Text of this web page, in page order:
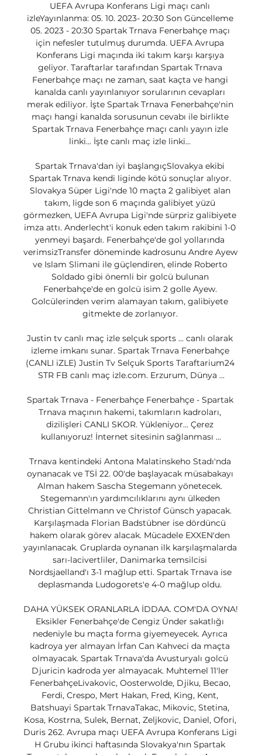
UEFA Avrupa Konferans Ligi maçı canlı
izleYayınlanma: 05. 10. 2023- 20:30 Son Güncelleme
05. 2023 - 20:30 Spartak Trnava Fenerbahçe maçı
için nefesler tutulmuş durumda. UEFA Avrupa
Konferans Ligi maçında iki takım karşı karşıya
geliyor. Taraftarlar tarafından Spartak Trnava
Fenerbahçe maçı ne zaman, saat kaçta ve hangi
kanalda canlı yayınlanıyor sorularının cevapları
merak ediliyor. İşte Spartak Trnava Fenerbahçe'nin
maçı hangi kanalda sorusunun cevabı ile birlikte
Spartak Trnava Fenerbahçe maçı canlı yayın izle
linki... İşte canlı maç izle linki...
Spartak Trnava'dan iyi başlangıçSlovakya ekibi
Spartak Trnava kendi liginde kötü sonuçlar alıyor.
Slovakya Süper Ligi'nde 10 maçta 2 galibiyet alan
takım, ligde son 6 maçında galibiyet yüzü
görmezken, UEFA Avrupa Ligi'nde sürpriz galibiyete
imza attı. Anderlecht'i konuk eden takım rakibini 1-0
yenmeyi başardı. Fenerbahçe'de gol yollarında
verimsizTransfer döneminde kadrosunu Andre Ayew
ve Islam Slimani ile güçlendiren, elinde Roberto
Soldado gibi önemli bir golcü bulunan
Fenerbahçe'de en golcü isim 2 golle Ayew.
Golcülerinden verim alamayan takım, galibiyete
gitmekte de zorlanıyor.
Justin tv canlı maç izle selçuk sports ... canlı olarak
izleme imkanı sunar. Spartak Trnava Fenerbahçe
(CANLI iZLE) Justin Tv Selçuk Sports Taraftarium24
STR FB canlı maç izle.com. Erzurum, Dünya ...
Spartak Trnava - Fenerbahçe Fenerbahçe - Spartak
Trnava maçının hakemi, takımların kadroları,
dizilişleri CANLI SKOR. Yükleniyor... Çerez
kullanıyoruz! İnternet sitesinin sağlanması ...
Trnava kentindeki Antona Malatinskeho Stadı'nda
oynanacak ve TSİ 22. 00'de başlayacak müsabakayı
Alman hakem Sascha Stegemann yönetecek.
Stegemann'ın yardımcılıklarını aynı ülkeden
Christian Gittelmann ve Christof Günsch yapacak.
Karşılaşmada Florian Badstübner ise dördüncü
hakem olarak görev alacak. Mücadele EXXEN'den
yayınlanacak. Gruplarda oynanan ilk karşılaşmalarda
sarı-lacivertliler, Danimarka temsilcisi
Nordsjaelland'ı 3-1 mağlup etti. Spartak Trnava ise
deplasmanda Ludogorets'e 4-0 mağlup oldu.
DAHA YÜKSEK ORANLARLA İDDAA. COM'DA OYNA!
Eksikler Fenerbahçe'de Cengiz Ünder sakatlığı
nedeniyle bu maçta forma giyemeyecek. Ayrıca
kadroya yer almayan İrfan Can Kahveci da maçta
olmayacak. Spartak Trnava'da Avusturyalı golcü
Djuricin kadroda yer almayacak. Muhtemel 11'ler
FenerbahçeLivakovic, Oosterwolde, Djiku, Becao,
Ferdi, Crespo, Mert Hakan, Fred, King, Kent,
Batshuayi Spartak TrnavaTakac, Mikovic, Stetina,
Kosa, Kostrna, Sulek, Bernat, Zeljkovic, Daniel, Ofori,
Duris 262. Avrupa maçı UEFA Avrupa Konferans Ligi
H Grubu ikinci haftasında Slovakya'nın Spartak